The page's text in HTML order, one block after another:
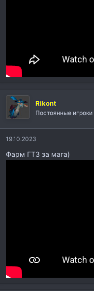
Rikont
Постоянные игроки
19.10.2023
Фарм ГТЗ за мага)